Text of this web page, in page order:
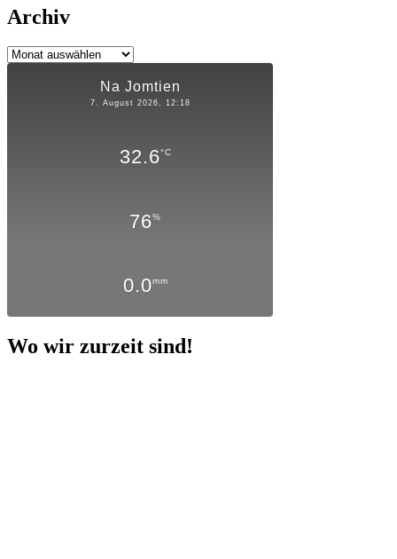
Reisegebiet
Archiv
Archiv
Na Jomtien
7. August 2026, 12:18
32.6°C
76%
0.0mm
Wo wir zurzeit sind!